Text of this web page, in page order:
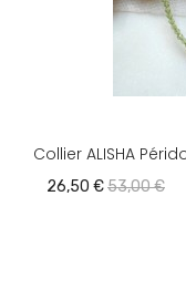
Collier ALISHA
26,50 €53,00 €